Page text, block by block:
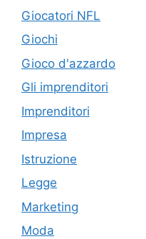
Giocatori NFL
Giochi
Gioco d'azzardo
Gli imprenditori
Imprenditori
Impresa
Istruzione
Legge
Marketing
Moda